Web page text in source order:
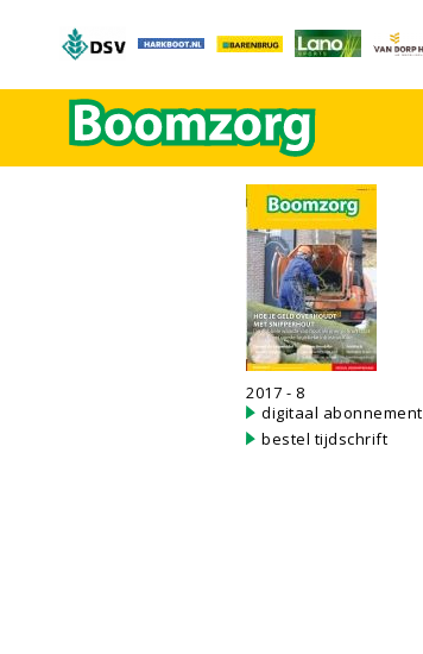
2017 - 8
digitaal abonnement
bestel tijdschrift